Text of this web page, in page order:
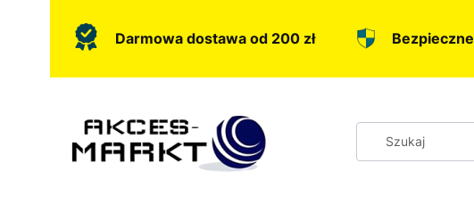
Darmowa dostawa od 200 zł